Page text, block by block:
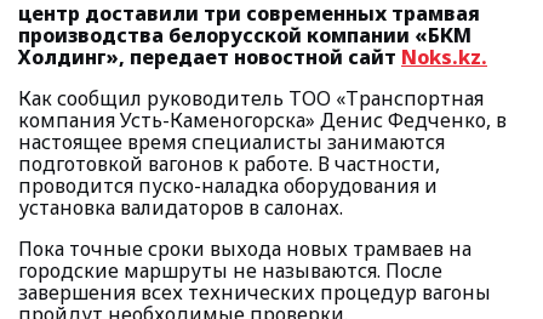
центр доставили три современных трамвая
производства белорусской компании «БКМ
Холдинг», передает новостной сайт Noks.kz.
Как сообщил руководитель ТОО «Транспортная
компания Усть-Каменогорска» Денис Федченко, в
настоящее время специалисты занимаются
подготовкой вагонов к работе. В частности,
проводится пуско-наладка оборудования и
установка валидаторов в салонах.
Пока точные сроки выхода новых трамваев на
городские маршруты не называются. После
завершения всех технических процедур вагоны